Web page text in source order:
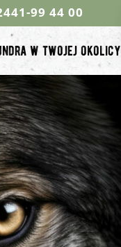
99 44 00
w twojej okolicy